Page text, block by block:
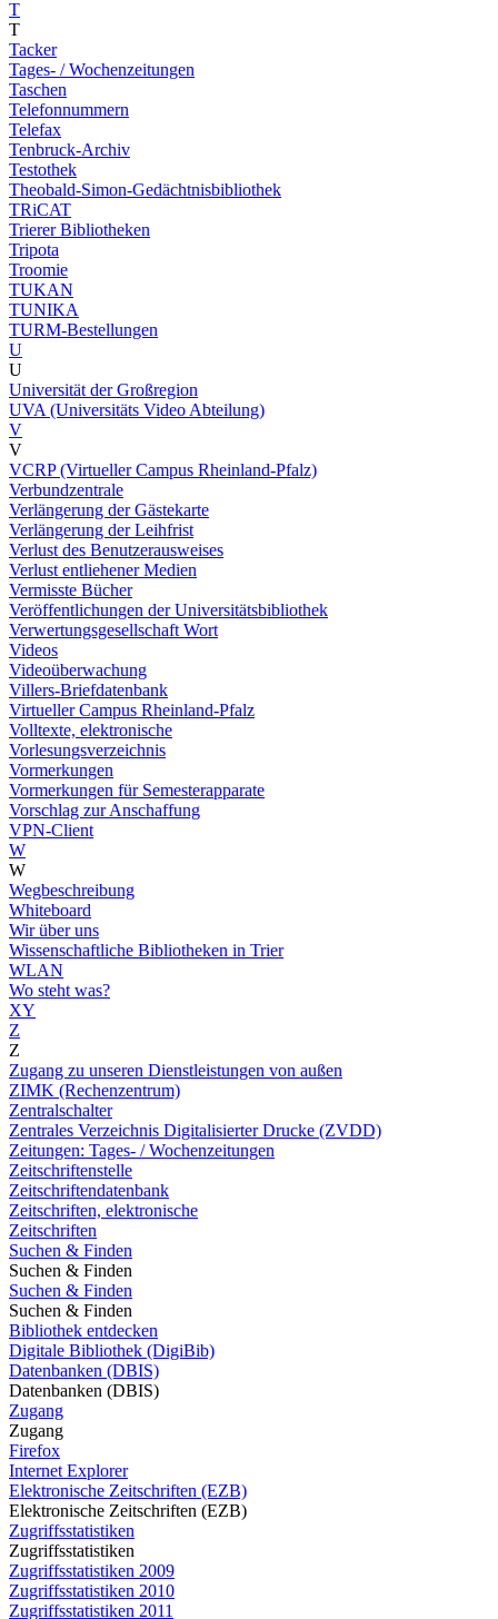
T
T
Tacker
Tages- / Wochenzeitungen
Taschen
Telefonnummern
Telefax
Tenbruck-Archiv
Testothek
Theobald-Simon-Gedächtnisbibliothek
TRiCAT
Trierer Bibliotheken
Tripota
Troomie
TUKAN
TUNIKA
TURM-Bestellungen
U
U
Universität der Großregion
UVA (Universitäts Video Abteilung)
V
V
VCRP (Virtueller Campus Rheinland-Pfalz)
Verbundzentrale
Verlängerung der Gästekarte
Verlängerung der Leihfrist
Verlust des Benutzerausweises
Verlust entliehener Medien
Vermisste Bücher
Veröffentlichungen der Universitätsbibliothek
Verwertungsgesellschaft Wort
Videos
Videoüberwachung
Villers-Briefdatenbank
Virtueller Campus Rheinland-Pfalz
Volltexte, elektronische
Vorlesungsverzeichnis
Vormerkungen
Vormerkungen für Semesterapparate
Vorschlag zur Anschaffung
VPN-Client
W
W
Wegbeschreibung
Whiteboard
Wir über uns
Wissenschaftliche Bibliotheken in Trier
WLAN
Wo steht was?
XY
Z
Z
Zugang zu unseren Dienstleistungen von außen
ZIMK (Rechenzentrum)
Zentralschalter
Zentrales Verzeichnis Digitalisierter Drucke (ZVDD)
Zeitungen: Tages- / Wochenzeitungen
Zeitschriftenstelle
Zeitschriftendatenbank
Zeitschriften, elektronische
Zeitschriften
Suchen & Finden
Suchen & Finden
Suchen & Finden
Suchen & Finden
Bibliothek entdecken
Digitale Bibliothek (DigiBib)
Datenbanken (DBIS)
Datenbanken (DBIS)
Zugang
Zugang
Firefox
Internet Explorer
Elektronische Zeitschriften (EZB)
Elektronische Zeitschriften (EZB)
Zugriffsstatistiken
Zugriffsstatistiken
Zugriffsstatistiken 2009
Zugriffsstatistiken 2010
Zugriffsstatistiken 2011